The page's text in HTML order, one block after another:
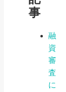
事
融
資
審
査
に